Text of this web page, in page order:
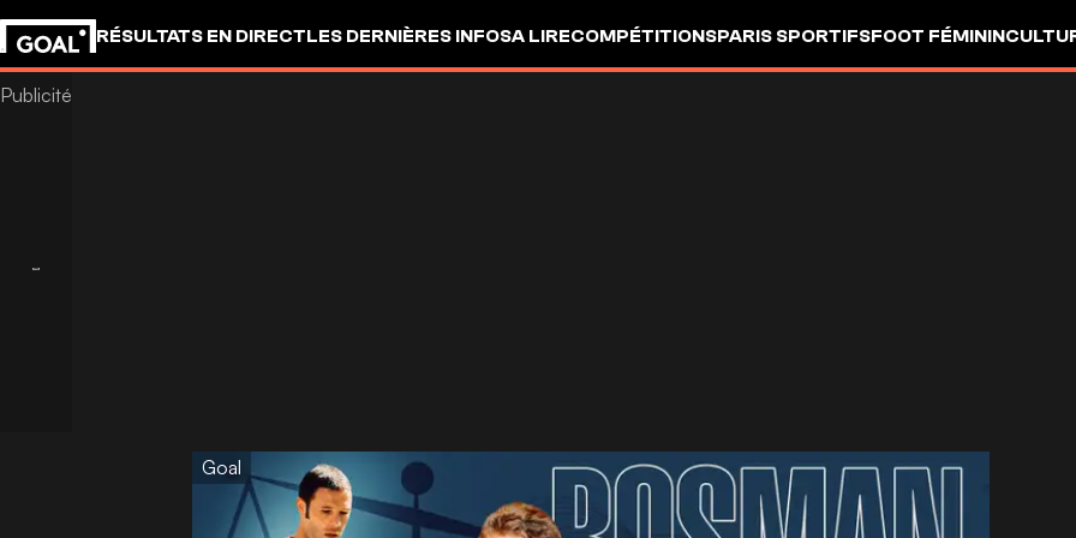
RÉSULTATS EN DIRECTLES DERNIÈRES INFOSA LIRECOMPÉTITIONSPARIS SPORTIFSFOOT FÉMININ
Goal